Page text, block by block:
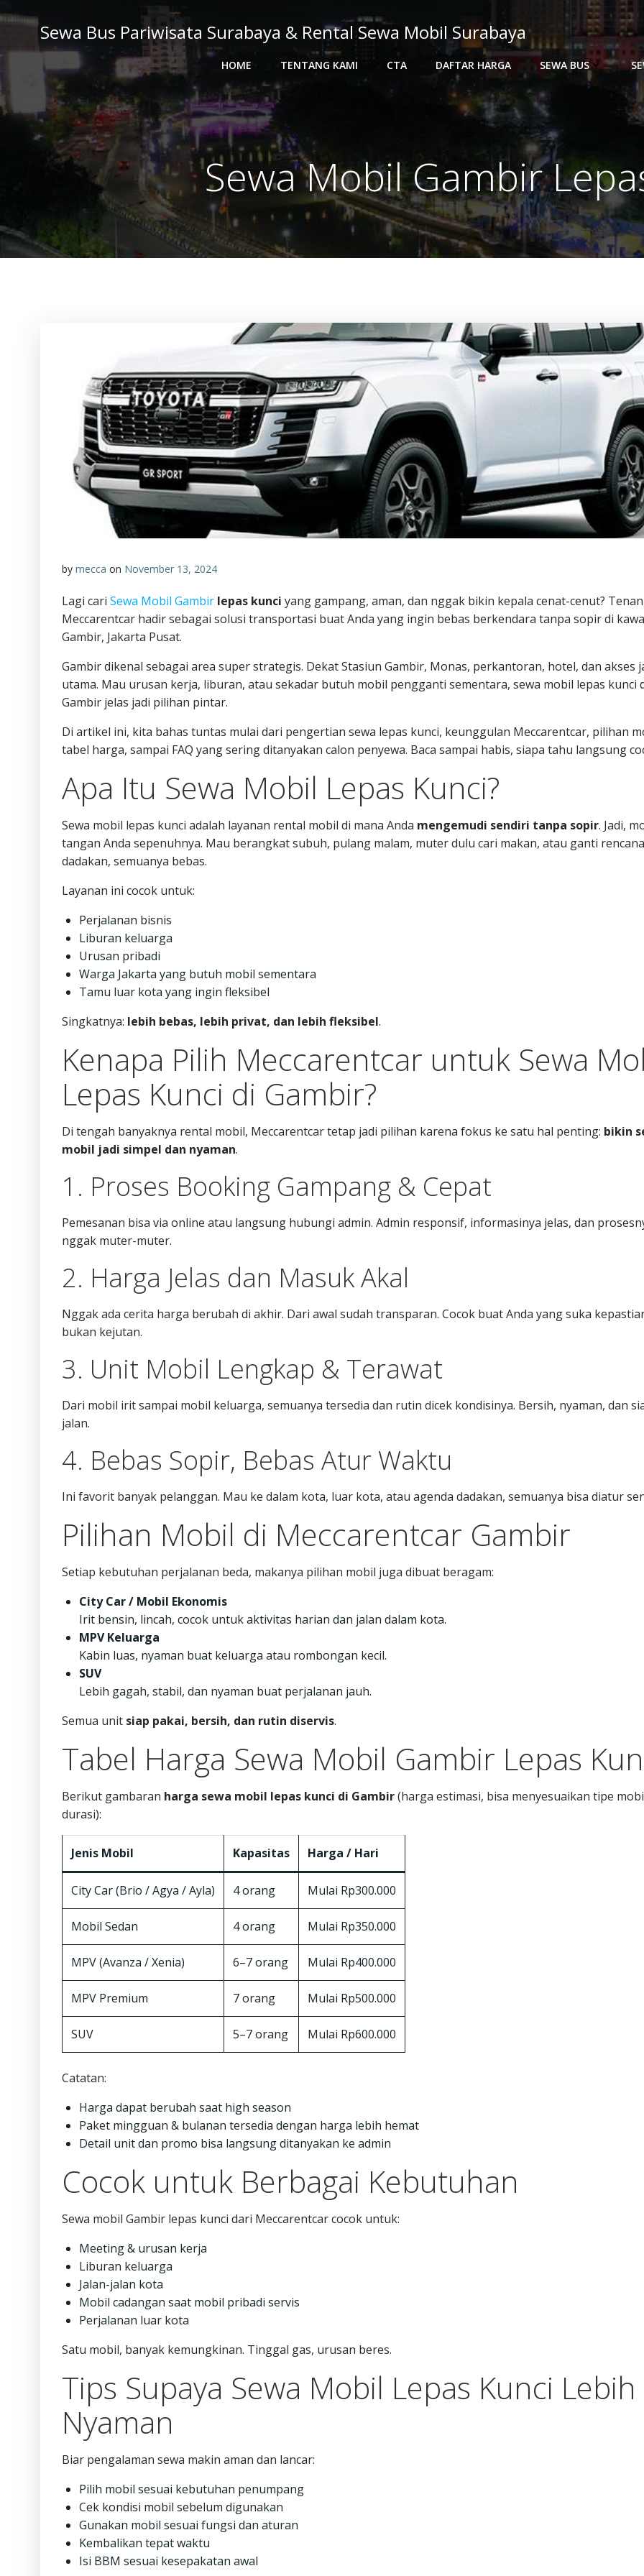
to
Sewa Bus Pariwisata Surabaya & Rental Sewa Mobil Surabaya
HOME TENTANG KAMI CTA DAFTAR HARGA SEWA BUS
Sewa Mobil Gambir
by mecca on November 13, 2024
Lagi cari Sewa Mobil Gambir lepas kunci yang gampang, aman, dan nggak bikin kepala cenat-cenut?
Meccarentcar hadir sebagai solusi transportasi buat Anda yang ingin bebas berkendara tanpa sopir di
Gambir, Jakarta Pusat.
Gambir dikenal sebagai area super strategis. Dekat Stasiun Gambir, Monas, perkantoran, hotel, dan akses
utama. Mau urusan kerja, liburan, atau sekadar butuh mobil pengganti sementara, sewa mobil lepas kunci
Gambir jelas jadi pilihan pintar.
Di artikel ini, kita bahas tuntas mulai dari pengertian sewa lepas kunci, keunggulan Meccarentcar, pilihan
tabel harga, sampai FAQ yang sering ditanyakan calon penyewa. Baca sampai habis, siapa tahu langsung
Apa Itu Sewa Mobil Lepas Kunci?
Sewa mobil lepas kunci adalah layanan rental mobil di mana Anda mengemudi sendiri tanpa sopir. Jadi,
tangan Anda sepenuhnya. Mau berangkat subuh, pulang malam, muter dulu cari makan, atau ganti rencana
dadakan, semuanya bebas.
Layanan ini cocok untuk:
Perjalanan bisnis
Liburan keluarga
Urusan pribadi
Warga Jakarta yang butuh mobil sementara
Tamu luar kota yang ingin fleksibel
Singkatnya: lebih bebas, lebih privat, dan lebih fleksibel.
Kenapa Pilih Meccarentcar untuk Sewa
Lepas Kunci di Gambir?
Di tengah banyaknya rental mobil, Meccarentcar tetap jadi pilihan karena fokus ke satu hal penting: bikin
mobil jadi simpel dan nyaman.
1. Proses Booking Gampang & Cepat
Pemesanan bisa via online atau langsung hubungi admin. Admin responsif, informasinya jelas, dan
nggak muter-muter.
2. Harga Jelas dan Masuk Akal
Nggak ada cerita harga berubah di akhir. Dari awal sudah transparan. Cocok buat Anda yang suka
bukan kejutan.
3. Unit Mobil Lengkap & Terawat
Dari mobil irit sampai mobil keluarga, semuanya tersedia dan rutin dicek kondisinya. Bersih, nyaman, dan
jalan.
4. Bebas Sopir, Bebas Atur Waktu
Ini favorit banyak pelanggan. Mau ke dalam kota, luar kota, atau agenda dadakan, semuanya bisa diatur
Pilihan Mobil di Meccarentcar Gambir
Setiap kebutuhan perjalanan beda, makanya pilihan mobil juga dibuat beragam:
City Car / Mobil Ekonomis
Irit bensin, lincah, cocok untuk aktivitas harian dan jalan dalam kota.
MPV Keluarga
Kabin luas, nyaman buat keluarga atau rombongan kecil.
SUV
Lebih gagah, stabil, dan nyaman buat perjalanan jauh.
Semua unit siap pakai, bersih, dan rutin diservis.
Tabel Harga Sewa Mobil Gambir Lepas
Berikut gambaran harga sewa mobil lepas kunci di Gambir(harga estimasi, bisa menyesuaikan tipe
durasi):
Jenis Mobil Kapasitas Harga / Hari
City Car (Brio / Agya / Ayla) 4 orang Mulai Rp300.000
Mobil Sedan 4 orang Mulai Rp350.000
MPV (Avanza / Xenia) 6–7 orang Mulai Rp400.000
MPV Premium 7 orang Mulai Rp500.000
SUV 5–7 orang Mulai Rp600.000
Catatan:
Harga dapat berubah saat high season
Paket mingguan & bulanan tersedia dengan harga lebih hemat
Detail unit dan promo bisa langsung ditanyakan ke admin
Cocok untuk Berbagai Kebutuhan
Sewa mobil Gambir lepas kunci dari Meccarentcar cocok untuk:
Meeting & urusan kerja
Liburan keluarga
Jalan-jalan kota
Mobil cadangan saat mobil pribadi servis
Perjalanan luar kota
Satu mobil, banyak kemungkinan. Tinggal gas, urusan beres.
Tips Supaya Sewa Mobil Lepas Kunci Lebih
Nyaman
Biar pengalaman sewa makin aman dan lancar:
Pilih mobil sesuai kebutuhan penumpang
Cek kondisi mobil sebelum digunakan
Gunakan mobil sesuai fungsi dan aturan
Kembalikan tepat waktu
Isi BBM sesuai kesepakatan awal